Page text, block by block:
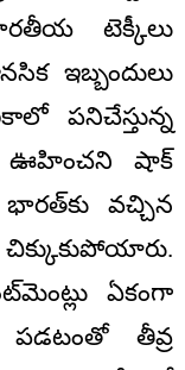
టెక్కీలు
ఇబ్బందులు
పనిచేస్తున్న
ఊహించని షాక్
వచ్చిన
ఏకంగా
తీవ్ర